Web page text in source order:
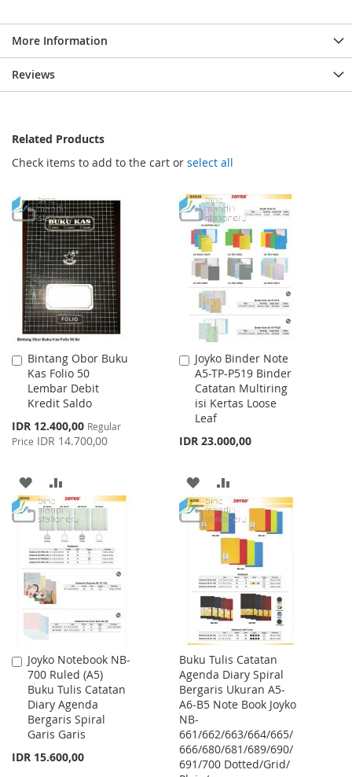
More Information
Reviews
Related Products
Check items to add to the cart or select all
Bintang Obor Buku
Kas Folio 50
Lembar Debit
Kredit Saldo
Special
Price
IDR 12.400,00 Regular
Price IDR 14.700,00
Add
to
Cart
ADD
TO
WISH
LIST
TO
COMPARE
Joyko Binder Note
A5-TP-P519 Binder
Catatan Multiring
isi Kertas Loose
Leaf
IDR 23.000,00
Add
to
Cart
ADD
TO
WISH
LIST
TO
COMPARE
Joyko Notebook NB-
700 Ruled (A5)
Buku Tulis Catatan
Diary Agenda
Bergaris Spiral
Garis Garis
IDR 15.600,00
Add
to
Cart
Buku Tulis Catatan
Agenda Diary Spiral
Bergaris Ukuran A5-
A6-B5 Note Book Joyko
NB-
661/662/663/664/665/
666/680/681/689/690/
691/700 Dotted/Grid/